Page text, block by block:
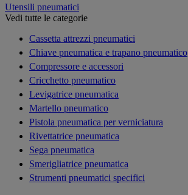
Utensili pneumatici
Vedi tutte le categorie
Cassetta attrezzi pneumatici
Chiave pneumatica e trapano pneumatico
Compressore e accessori
Cricchetto pneumatico
Levigatrice pneumatica
Martello pneumatico
Pistola pneumatica per verniciatura
Rivettatrice pneumatica
Sega pneumatica
Smerigliatrice pneumatica
Strumenti pneumatici specifici